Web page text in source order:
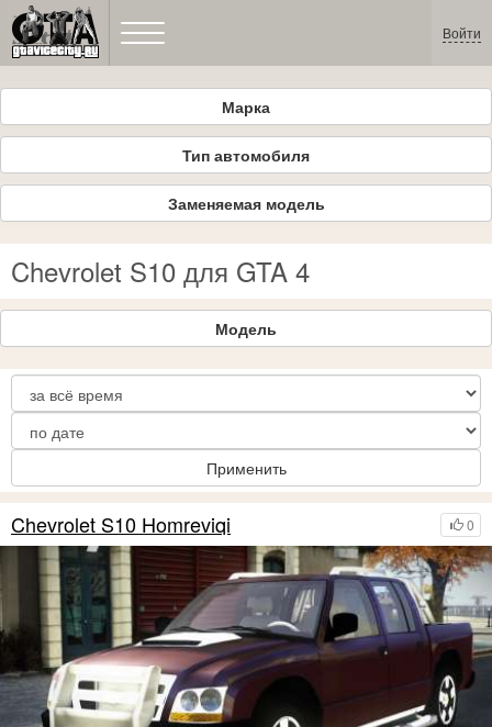
Войти
Марка
Тип автомобиля
Заменяемая модель
Chevrolet S10 для GTA 4
Модель
Применить
0
Chevrolet S10 Homreviqi